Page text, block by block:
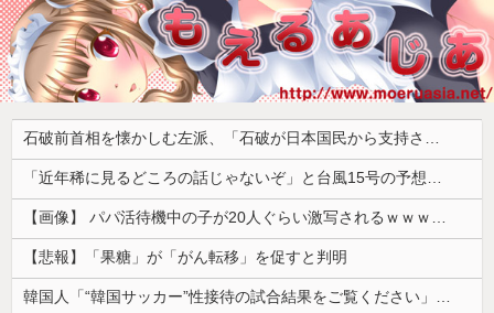
石破前首相を懐かしむ左派、「石破が日本国民から支持されまくっていた」と主張してしまうも……
「近年稀に見るどころの話じゃないぞ」と台風15号の予想進路に困惑する人が多数、偏西風が全く通用していないんだけど……
【画像】 パパ活待機中の子が20人ぐらい激写されるｗｗｗｗｗｗｗｗｗｗｗ
【悲報】「果糖」が「がん転移」を促すと判明
韓国人「“韓国サッカー”性接待の試合結果をご覧ください」→「マッサージ効果は間違いないねｗ」「これが本当のベッドサッカーだ」